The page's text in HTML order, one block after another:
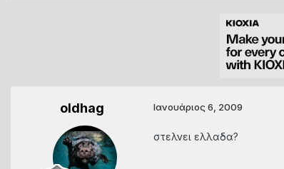
oldhag Ιανουάριος 6, 2009
στελνει ελλαδα?